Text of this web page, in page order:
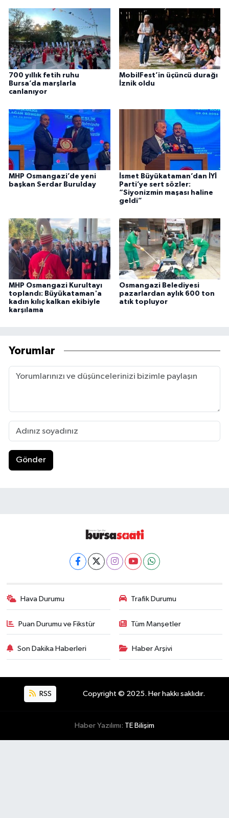
700 yıllık fetih ruhu
Bursa’da marşlarla
canlanıyor
MobilFest’in üçüncü durağı
İznik oldu
MHP Osmangazi’de yeni
başkan Serdar Burulday
İsmet Büyükataman’dan İYİ
Parti’ye sert sözler:
“Siyonizmin maşası haline
geldi”
MHP Osmangazi Kurultayı
toplandı: Büyükataman'a
kadın kılıç kalkan ekibiyle
karşılama
Osmangazi Belediyesi
pazarlardan aylık 600 ton
atık topluyor
Yorumlar
Gönder
Hava Durumu Trafik Durumu
Puan Durumu ve Fikstür Tüm Manşetler
Son Dakika Haberleri Haber Arşivi
RSS Copyright © 2025. Her hakkı saklıdır.
Haber Yazılımı: TE Bilişim